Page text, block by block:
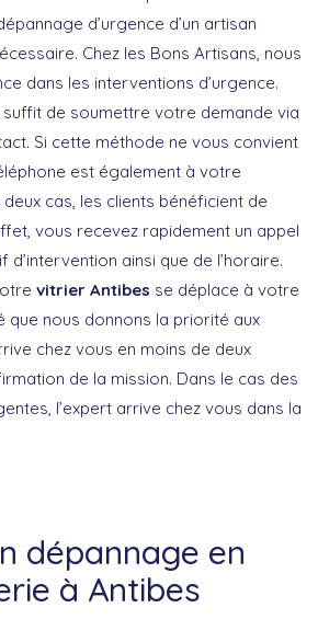
d’urgence d’un artisan
Chez les Bons Artisans, nous
dans les interventions d’urgence.
de soumettre votre demande via
Si cette méthode ne vous convient
est également à votre
cas, les clients bénéficient de
vous recevez rapidement un appel
ainsi que de l’horaire.
vitrier Antibes se déplace à votre
que nous donnons la priorité aux
chez vous en moins de deux
de la mission. Dans le cas des
l’expert arrive chez vous dans la
dépannage en
à Antibes